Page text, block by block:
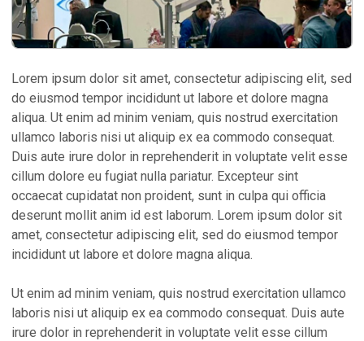
Lorem ipsum dolor sit amet, consectetur adipiscing elit, sed
do eiusmod tempor incididunt ut labore et dolore magna
aliqua. Ut enim ad minim veniam, quis nostrud exercitation
ullamco laboris nisi ut aliquip ex ea commodo consequat.
Duis aute irure dolor in reprehenderit in voluptate velit esse
cillum dolore eu fugiat nulla pariatur. Excepteur sint
occaecat cupidatat non proident, sunt in culpa qui officia
deserunt mollit anim id est laborum. Lorem ipsum dolor sit
amet, consectetur adipiscing elit, sed do eiusmod tempor
incididunt ut labore et dolore magna aliqua.
Ut enim ad minim veniam, quis nostrud exercitation ullamco
laboris nisi ut aliquip ex ea commodo consequat. Duis aute
irure dolor in reprehenderit in voluptate velit esse cillum